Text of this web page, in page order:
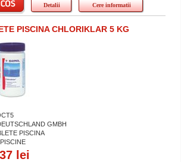
Detalii Cere informatii
PISCINA CHLORIKLAR 5 KG
GMBH
PISCINA
lei